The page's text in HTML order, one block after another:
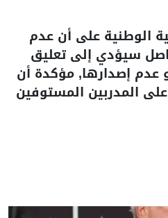
الوطنية على أن عدم
سيؤدي إلى تعليق
عدم إصدارها, مؤكدة أن
المدربين المستوفين